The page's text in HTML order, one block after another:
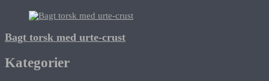
Bagt torsk med urte-crust
Kategorier